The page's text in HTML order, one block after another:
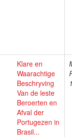
Klare en
Waarachtige
Beschryving
Van de leste
Beroerten en
Afval der
Portugezen in
Brasil...